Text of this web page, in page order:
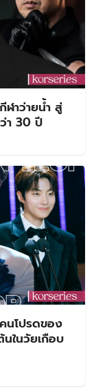
ฬาว่ายน้ำ สู่
า 30 ปี
นโปรดของ
ในวัยเกือบ